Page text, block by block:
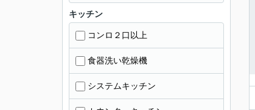
キッチン
コンロ２口以上
食器洗い乾燥機
システムキッチン